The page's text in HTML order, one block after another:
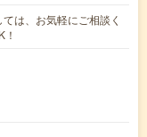
は、お気軽にご相談く